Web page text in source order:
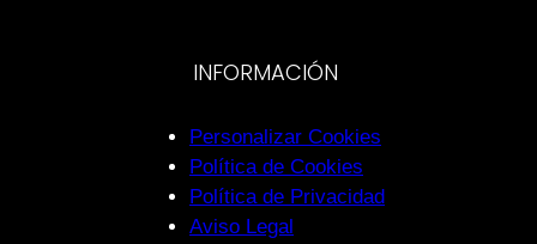
INFORMACIÓN
Personalizar Cookies
Política de Cookies
Política de Privacidad
Aviso Legal